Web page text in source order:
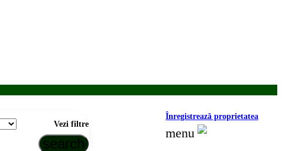
Înregistrează proprietatea
menu
Vezi filtre